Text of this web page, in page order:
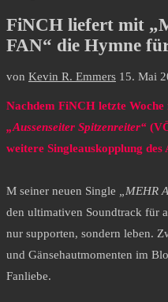
FiNCH liefert mit
FAN“ die Hymne
von Kevin R. Emmers 15. Mai
Nachdem FiNCH letzte Woche
„Aussenseiter Spitzenreiter“
weitere Singleauskopplung des
M seiner neuen Single „MEHR
den ultimativen Soundtrack für
nur supporten, sondern leben.
und Gänsehautmomenten im
Fanliebe.